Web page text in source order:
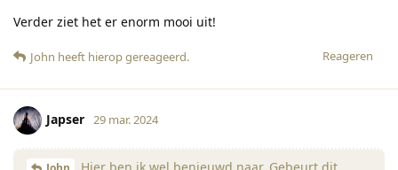
Verder ziet het er enorm mooi uit!
Reageren
John heeft hierop gereageerd.
Japser 29 mar. 2024